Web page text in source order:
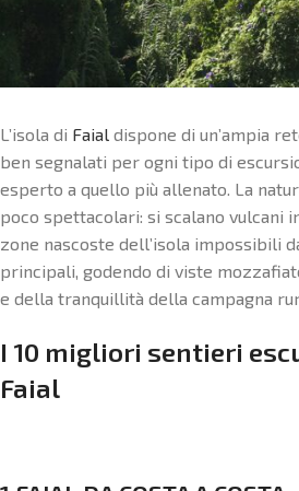
L’isola di Faial dispone di un’ampia
ben segnalati per ogni tipo di
esperto a quello più allenato. La
poco spettacolari: si scalano vulcani
zone nascoste dell’isola impossibili
principali, godendo di viste
e della tranquillità della campagna
I 10 migliori sentieri
Faial